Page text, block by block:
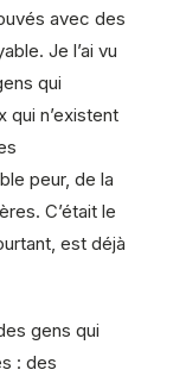
avec des
Je l’ai vu
qui
qui n’existent
peur, de la
C’était le
est déjà
gens qui
: des